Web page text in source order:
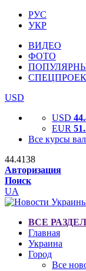
РУС
УКР
ВИДЕО
ФОТО
USD
USD
EUR
Все курсы
44.4138
Авторизация
Поиск
UA
ВСЕ
Главная
Украина
Город
Все